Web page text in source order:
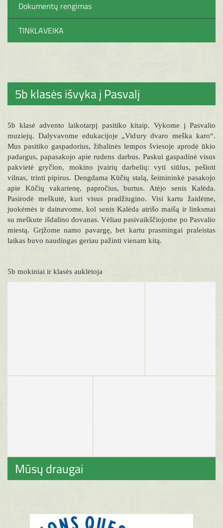
Dokumentų rengimas
TINKLAVEIKA
5b klasės išvyka į Pasvalį
5b klasė advento laikotarpį pasitiko kitaip. Vykome į Pasvalio
muziejų. Dalyvavome edukacijoje „Vidury dvaro meška karo“.
Mus pasitiko gaspadorius, žibalinės lempos šviesoje aprodė ūkio
padargus, papasakojo apie rudens darbus. Paskui gaspadinė visus
pakvietė gryčion, mokino įvairių darbelių: vyti siūlus, pešioti
vilnas, trinti pipirus. Dengdama Kūčių stalą, šeimininkė pasakojo
apie Kūčių vakarienę, papročius, burtus. Atėjo senis Kalėda.
Pasirodė meškutė, kuri visus pradžiugino. Visi kartu žaidėme,
juokėmės ir dainavome, kol senis Kalėda atrišo maišą ir linksmai
su meškute išdalino dovanas. Vėliau pasivaikščiojome po Pasvalio
miestą. Grįžome namo pavargę, bet kartu prasmingai praleistas
laikas buvo naudingas geriau pažinti vienam kitą.
5b mokiniai ir klasės auklėtoja
Mūsų draugai